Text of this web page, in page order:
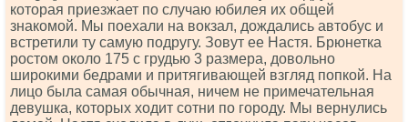
которая приезжает по случаю юбилея их общей
знакомой. Мы поехали на вокзал, дождались автобус и
встретили ту самую подругу. Зовут ее Настя. Брюнетка
ростом около 175 с грудью 3 размера, довольно
широкими бедрами и притягивающей взгляд попкой. На
лицо была самая обычная, ничем не примечательная
девушка, которых ходит сотни по городу. Мы вернулись